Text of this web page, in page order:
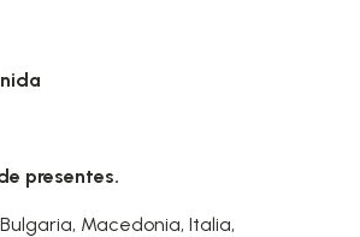
presentes.
Macedonia, Italia,